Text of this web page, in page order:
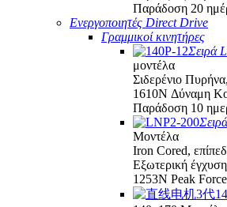
Παράδοση 20
Ενεργοποιητές Direct Drive
Γραμμικοί κινητήρες
Σειρά
μοντέλα
Σιδερένιο
1610N Δύναμη
Παράδοση 10
Μοντέλα
Iron Cored,
Εξωτερική
1253N Peak